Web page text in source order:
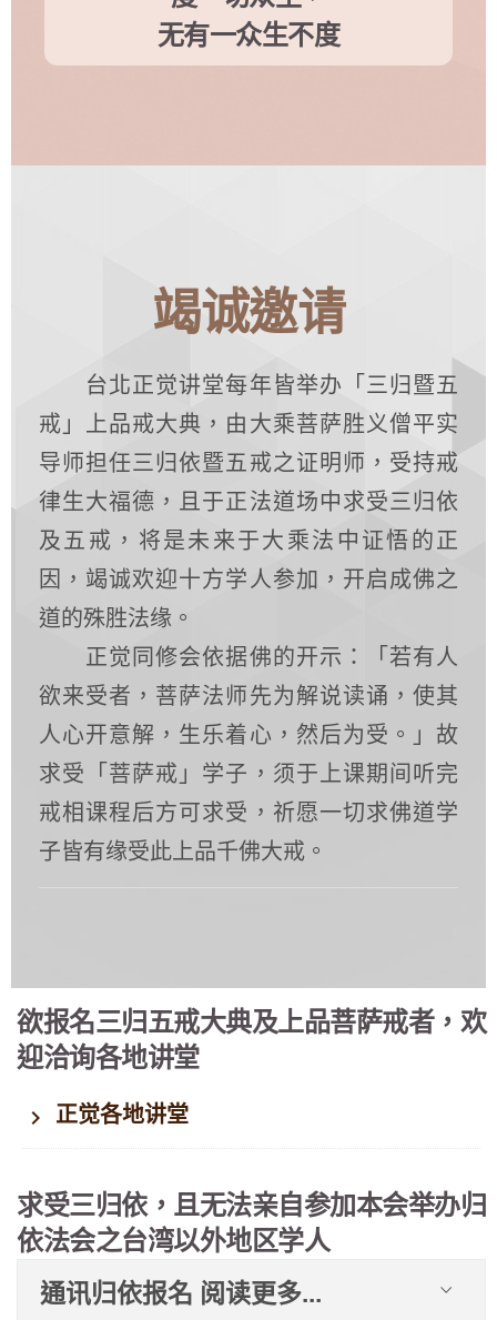
无有一众生不度
竭诚邀请
台北正觉讲堂每年皆举办「三归暨五
戒」上品戒大典，由大乘菩萨胜义僧平实
导师担任三归依暨五戒之证明师，受持戒
律生大福德，且于正法道场中求受三归依
及五戒，将是未来于大乘法中证悟的正
因，竭诚欢迎十方学人参加，开启成佛之
道的殊胜法缘。
正觉同修会依据佛的开示：「若有人
欲来受者，菩萨法师先为解说读诵，使其
人心开意解，生乐着心，然后为受。」故
求受「菩萨戒」学子，须于上课期间听完
戒相课程后方可求受，祈愿一切求佛道学
子皆有缘受此上品千佛大戒。
欲报名三归五戒大典及上品菩萨戒者，欢
迎洽询各地讲堂
正觉各地讲堂
求受三归依，且无法亲自参加本会举办归
依法会之台湾以外地区学人
通讯归依报名 阅读更多...